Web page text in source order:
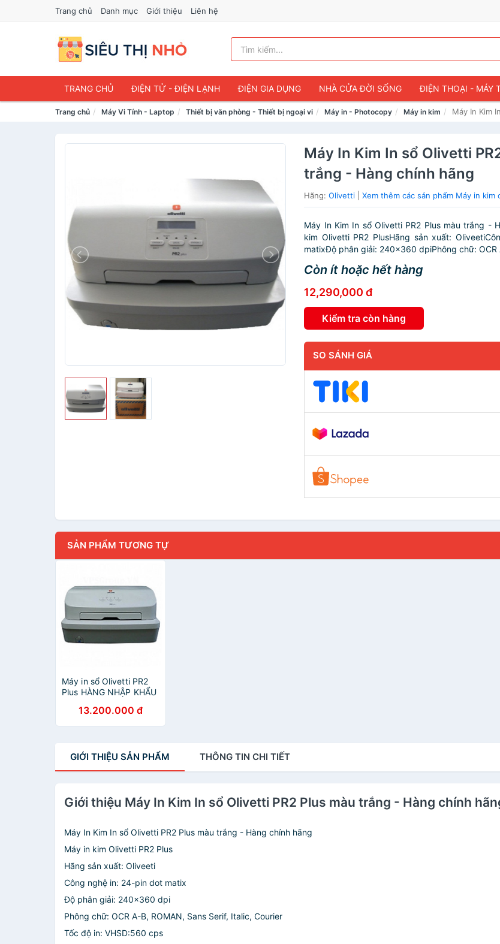
Trang chủ Danh mục Giới thiệu Liên hệ
TRANG CHỦ ĐIỆN TỬ - ĐIỆN LẠNH ĐIỆN GIA DỤNG NHÀ CỬA ĐỜI SỐNG ĐIỆN THOẠI - MÁY
Trang chủ Máy Vi Tính - Laptop Thiết bị văn phòng - Thiết bị ngoại vi Máy in - Photocopy Máy in kim Máy In Kim
Máy In Kim In sổ Olivetti
trắng - Hàng chính hãng
Hãng:Olivetti |Xem thêm các sản phẩm Máy in kim
Máy In Kim In sổ Olivetti PR2 Plus màu trắng -
kim Olivetti PR2 PlusHãng sản xuất:
matixĐộ phân giải: 240x360 dpiPhông chữ: OCR
Còn ít hoặc hết hàng
12,290,000 đ
Kiểm tra còn hàng
SO SÁNH GIÁ
SẢN PHẨM TƯƠNG TỰ
Máy in sổ Olivetti PR2
Plus HÀNG NHẬP KHẨU
13.200.000 đ
GIỚI THIỆU SẢN PHẨM THÔNG TIN CHI TIẾT
Giới thiệu Máy In Kim In sổ Olivetti PR2 Plus màu trắng - Hàng chính
Máy In Kim In sổ Olivetti PR2 Plus màu trắng - Hàng chính hãng
Máy in kim Olivetti PR2 Plus
Hãng sản xuất: Oliveeti
Công nghệ in: 24-pin dot matix
Độ phân giải: 240x360 dpi
Phông chữ: OCR A-B, ROMAN, Sans Serif, Italic, Courier
Tốc độ in: VHSD:560 cps